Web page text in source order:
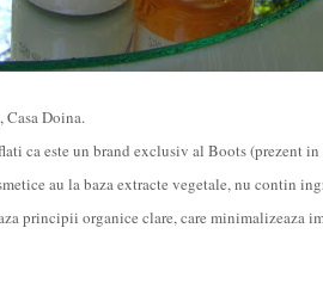
Doina.
ca este un brand exclusiv al Boots (prezent
au la baza extracte vegetale, nu contin
principii organice clare, care minimalizeaza